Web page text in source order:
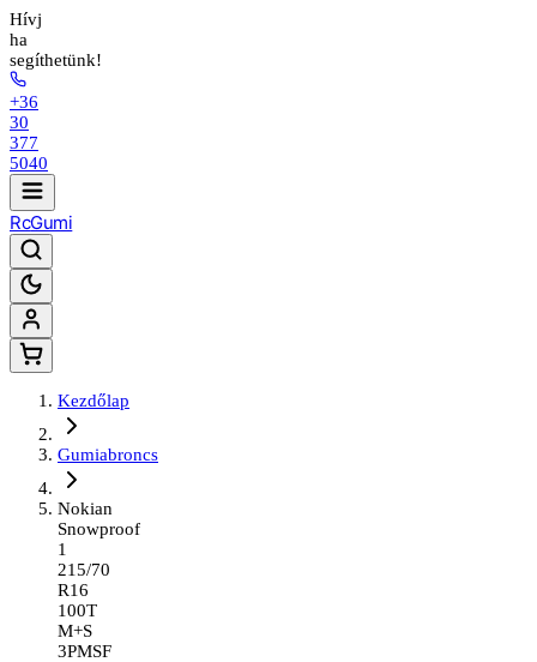
Hívj
ha
segíthetünk!
+36
30
377
5040
RcGumi
Kezdőlap
Gumiabroncs
Nokian
Snowproof
1
215/70
R16
100T
M+S
3PMSF